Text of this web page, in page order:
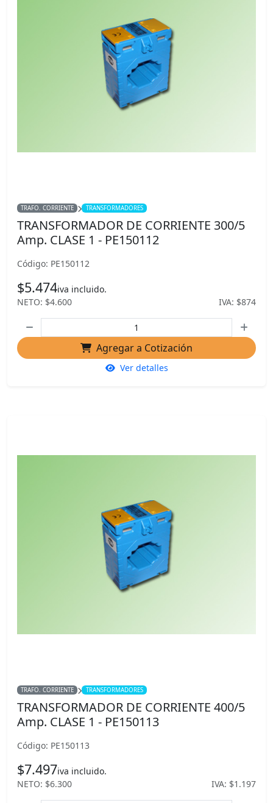
TRAFO. CORRIENTE TRANSFORMADORES
TRANSFORMADOR DE CORRIENTE 300/5
Amp. CLASE 1 - PE150112
Código: PE150112
$5.474iva incluido.
NETO: $4.600
IVA: $874
Agregar a Cotización
Ver detalles
TRAFO. CORRIENTE TRANSFORMADORES
TRANSFORMADOR DE CORRIENTE 400/5
Amp. CLASE 1 - PE150113
Código: PE150113
$7.497iva incluido.
NETO: $6.300
IVA: $1.197